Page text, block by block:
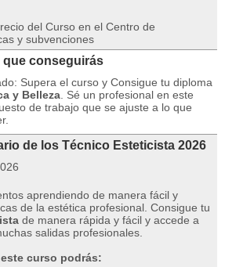
del Curso en el Centro de
y subvenciones
conseguirás
Supera el curso y Consigue tu diploma
y Belleza . Sé un profesional en este
de trabajo que se ajuste a lo que
de los Técnico Esteticista 2026
aprendiendo de manera fácil y
de la estética profesional. Consigue tu
de manera rápida y fácil y accede a
salidas profesionales.
curso podrás: